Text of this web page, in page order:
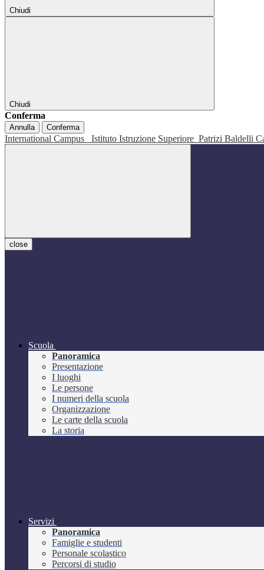
Chiudi
Chiudi
Conferma
Annulla Conferma
International Campus Istituto Istruzione Superiore Patrizi Baldelli
close
Scuola
Panoramica
Presentazione
I luoghi
Le persone
I numeri della scuola
Organizzazione
Le carte della scuola
La storia
Servizi
Panoramica
Famiglie e studenti
Personale scolastico
Percorsi di studio